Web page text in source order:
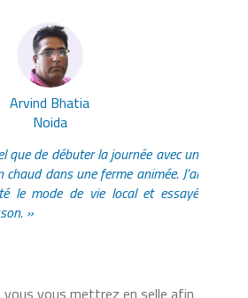
Arvind Bhatia
Noida
que de débuter la journée avec un
dans une ferme animée. J’ai
le mode de vie local et essayé
»
vous vous mettrez en selle afin